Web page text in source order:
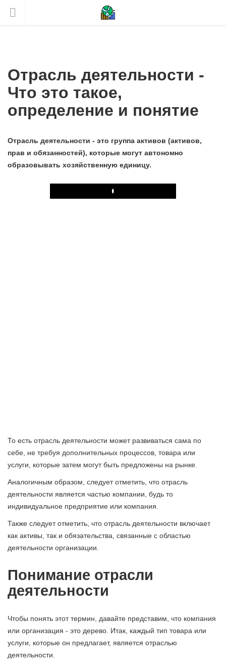
Отрасль деятельности -
Что это такое,
определение и понятие
Отрасль деятельности - это группа активов (активов,
прав и обязанностей), которые могут автономно
образовывать хозяйственную единицу.
Play
То есть отрасль деятельности может развиваться сама по
себе, не требуя дополнительных процессов, товара или
услуги, которые затем могут быть предложены на рынке.
Аналогичным образом, следует отметить, что отрасль
деятельности является частью компании, будь то
индивидуальное предприятие или компания.
Также следует отметить, что отрасль деятельности включает
как активы, так и обязательства, связанные с областью
деятельности организации.
Понимание отрасли
деятельности
Чтобы понять этот термин, давайте представим, что компания
или организация - это дерево. Итак, каждый тип товара или
услуги, которые он предлагает, является отраслью
деятельности.